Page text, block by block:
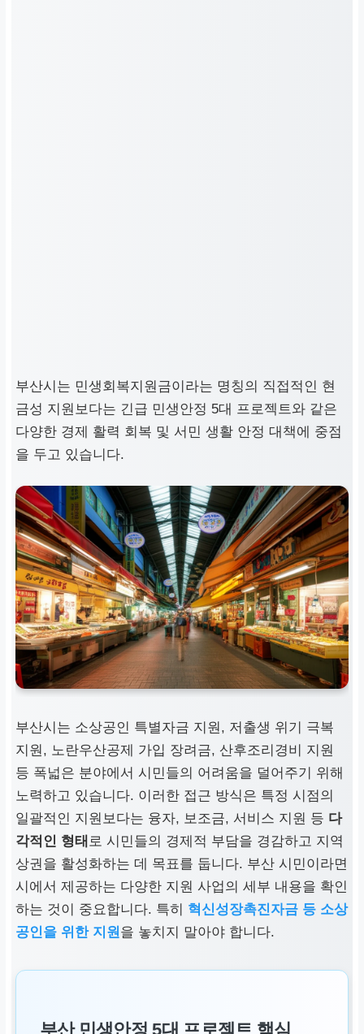
부산시는 민생회복지원금이라는 명칭의 직접적인 현
금성 지원보다는 긴급 민생안정 5대 프로젝트 와 같은
다양한 경제 활력 회복 및 서민 생활 안정 대책에 중점
을 두고 있습니다.
부산시는 소상공인 특별자금 지원, 저출생 위기 극복
지원, 노란우산공제 가입 장려금, 산후조리경비 지원
등 폭넓은 분야에서 시민들의 어려움을 덜어주기 위해
노력하고 있습니다. 이러한 접근 방식은 특정 시점의
일괄적인 지원보다는 융자, 보조금, 서비스 지원 등 다
각적인 형태 로 시민들의 경제적 부담을 경감하고 지역
상권을 활성화하는 데 목표를 둡니다. 부산 시민이라면
시에서 제공하는 다양한 지원 사업의 세부 내용을 확인
하는 것이 중요합니다. 특히 혁신성장촉진자금 등 소상
공인을 위한 지원 을 놓치지 말아야 합니다.
부산 민생안정 5대 프로젝트 핵심